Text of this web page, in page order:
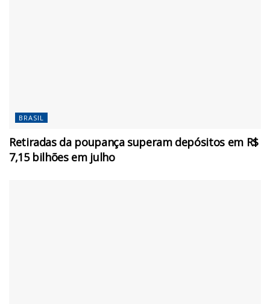
BRASIL
Retiradas da poupança superam depósitos em R$
7,15 bilhões em julho